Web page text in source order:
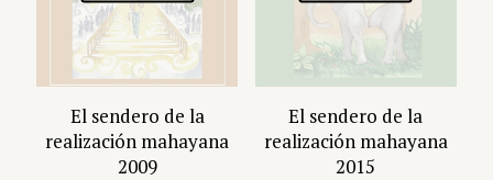
El sendero de la
realización mahayana
2009
El sendero de la
realización mahayana
2015